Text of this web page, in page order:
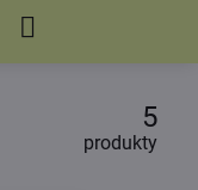
5
produkty